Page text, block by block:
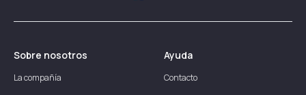
Sobre nosotros
La compañía
Ayuda
Contacto